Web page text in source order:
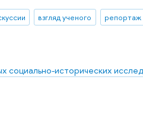
взгляд ученого репортаж
социально-исторических